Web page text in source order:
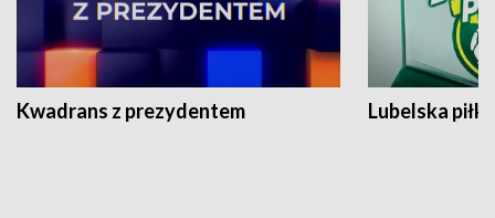
Kwadrans z prezydentem Lubelska piłka